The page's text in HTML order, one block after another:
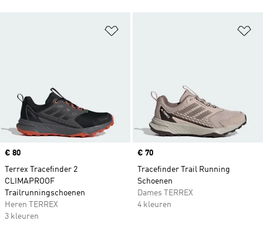
Price
€ 80
Terrex Tracefinder 2
CLIMAPROOF
Trailrunningschoenen
Heren TERREX
3 kleuren
Price
€ 70
Tracefinder Trail Running
Schoenen
Dames TERREX
4 kleuren